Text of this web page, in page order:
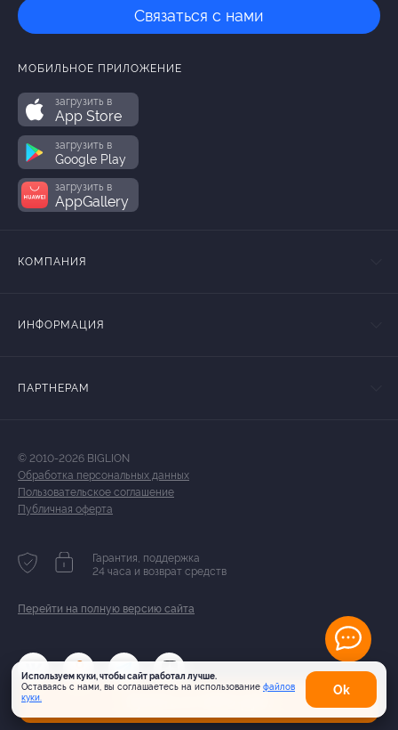
Используем куки, чтобы сайт работал лучше.
Оставаясь с нами, вы соглашаетесь на использование файлов
куки.
Оk
Связаться с нами
МОБИЛЬНОЕ ПРИЛОЖЕНИЕ
загрузить в
App Store
загрузить в
Google Play
загрузить в
AppGallery
КОМПАНИЯ
ИНФОРМАЦИЯ
ПАРТНЕРАМ
© 2010-2026 BIGLION
Обработка персональных данных
Пользовательское соглашение
Публичная оферта
Гарантия, поддержка
24 часа и возврат средств
Перейти на полную версию сайта